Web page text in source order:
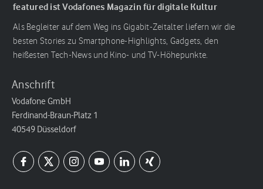
featured ist Vodafones Magazin für digitale Kultur
Als Begleiter auf dem Weg ins Gigabit-Zeitalter liefern wir die
besten Stories zu Smartphone-Highlights, Gadgets, den
heißesten Tech-News und Kino- und TV-Höhepunkte.
Anschrift
Vodafone GmbH
Ferdinand-Braun-Platz 1
40549 Düsseldorf